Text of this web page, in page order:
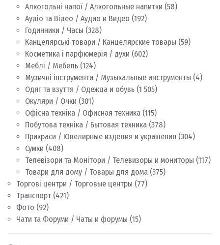
Алкогольні напої / Алкогольные напитки (58)
Аудіо та Відео / Аудио и Видео (192)
Годинники / Часы (328)
Канцелярські товари / Канцелярские товары (59)
Косметика і парфюмерія / духи (602)
Меблі / Мебель (124)
Музичні інструменти / Музыкальные инструменты (4)
Одяг та взуття / Одежда и обувь (1 505)
Окуляри / Очки (301)
Офісна техніка / Офисная техника (115)
Побутова техніка / Бытовая техника (378)
Прикраси / Ювелирные изделия и украшения (304)
Сумки (408)
Телевізори та Монітори / Телевизоры и мониторы (117)
Товари для дому / Товары для дома (375)
Торгові центри / Торговые центры (77)
Транспорт (421)
Фото (92)
Чати та Форуми / Чаты и форумы (15)